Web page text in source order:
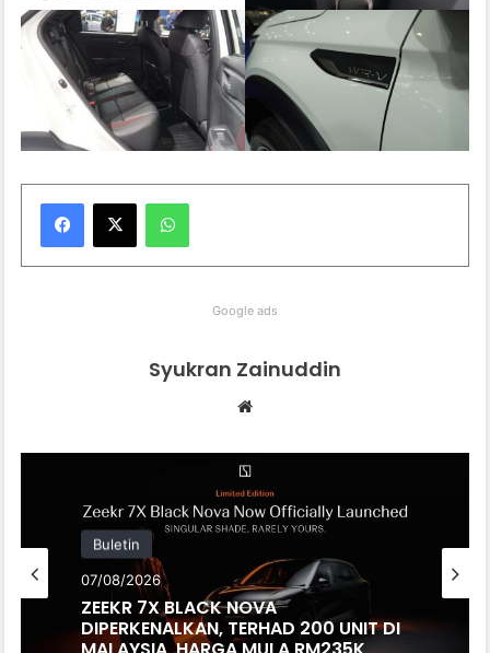
WhatsApp
Google ads
Syukran Zainuddin
Buletin
07/08/2026
Buletin
07/08/2026